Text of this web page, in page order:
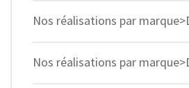
Nos réalisations par
Nos réalisations par